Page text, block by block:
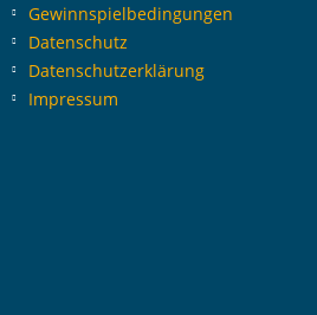
Gewinnspielbedingungen
Datenschutz
Datenschutzerklärung
Impressum